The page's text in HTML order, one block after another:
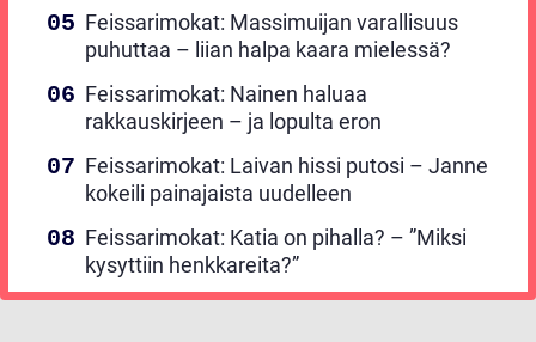
Feissarimokat: Massimuijan varallisuus
puhuttaa – liian halpa kaara mielessä?
Feissarimokat: Nainen haluaa
rakkauskirjeen – ja lopulta eron
Feissarimokat: Laivan hissi putosi – Janne
kokeili painajaista uudelleen
Feissarimokat: Katia on pihalla? – ”Miksi
kysyttiin henkkareita?”